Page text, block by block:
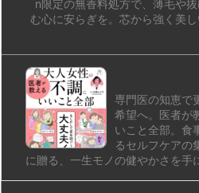
n限定の無香料処方で、薄毛や
む心に安らぎを。芯から強く美
専門医の知恵で
希望へ。医者が
いこと全部。食
るセルフケアの
に贈る、一生モノの健やかさを手